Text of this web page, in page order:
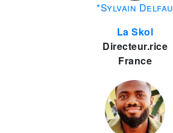
*Sylvain Delfau
La Skol
Directeur.rice
France